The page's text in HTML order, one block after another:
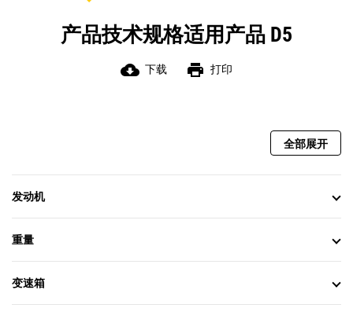
Topcon 和 Leica 提供的信号发射器和
基站兼容。
Trimble、Topcon 和 Leica 提供的坡
坡度控制装置，配备了 CAN 接口、线
束通道和安装功能，因此可以更轻松
产品技术规格适用产品 D5
cloud_download 下载 print 打印
全部展开
发动机
重量
变速箱